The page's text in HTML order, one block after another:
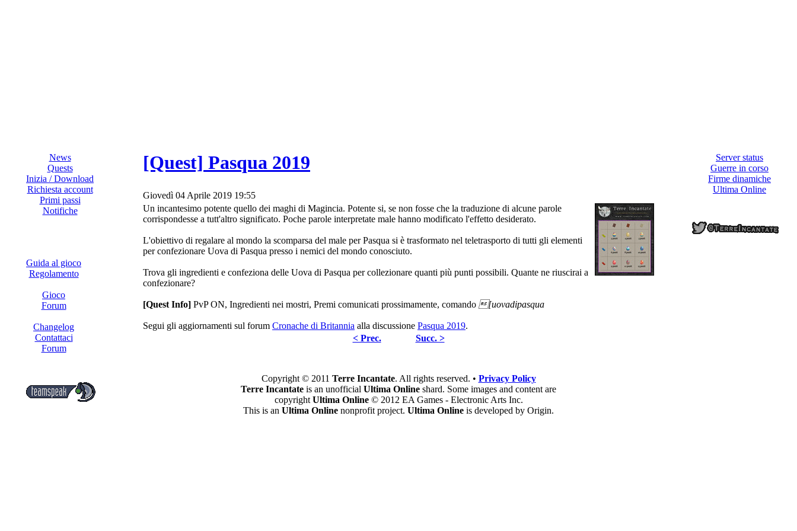
News
Quests
Inizia / Download
Richiesta account
Primi passi
Notifiche
Guida al gioco
Regolamento
Gioco
Forum
Changelog
Contattaci
Forum
[Quest] Pasqua 2019
Giovedì 04 Aprile 2019 19:55
Un incantesimo potente quello dei maghi di Magincia. Potente si, se non fosse che la traduzione di alcune parole
corrispondesse a tutt'altro significato. Poche parole interpretate male hanno modificato l'effetto desiderato.
L'obiettivo di regalare al mondo la scomparsa del male per Pasqua si è trasformato nel teletrasporto di tutti gli elementi
per confezionare Uova di Pasqua presso i nemici del mondo conosciuto.
Trova gli ingredienti e confeziona delle Uova di Pasqua per collezionare quanti più punti possibili. Quante ne riuscirai a
confezionare?
[Quest Info] PvP ON, Ingredienti nei mostri, Premi comunicati prossimamente, comando [uovadipasqua
Segui gli aggiornamenti sul forum Cronache di Britannia alla discussione Pasqua 2019.
< Prec.
Succ. >
Copyright © 2011 Terre Incantate. All rights reserved. • Privacy Policy
Terre Incantate is an unofficial Ultima Online shard. Some images and content are
copyright Ultima Online© 2012 EA Games - Electronic Arts Inc.
This is an Ultima Online nonprofit project. Ultima Online is developed by Origin.
Server status
Guerre in corso
Firme dinamiche
Ultima Online